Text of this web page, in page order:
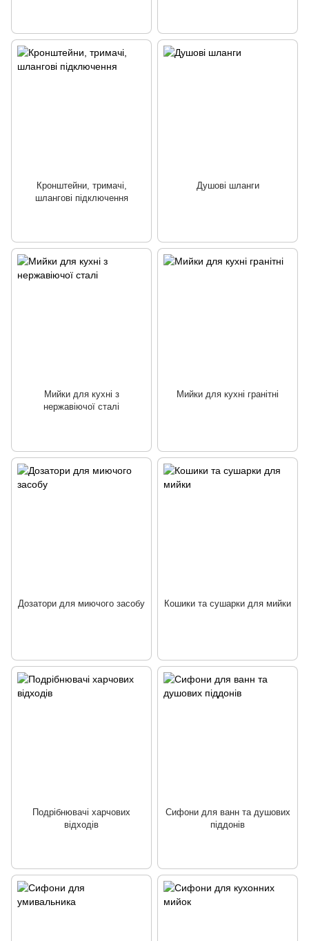
Кронштейни, тримачі,
шлангові підключення
Душові шланги
Мийки для кухні з
нержавіючої сталі
Мийки для кухні гранітні
Дозатори для миючого засобу Кошики та сушарки для мийки
Подрібнювачі харчових
відходів
Сифони для ванн та душових
піддонів